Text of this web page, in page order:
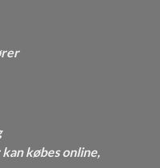
købes online,